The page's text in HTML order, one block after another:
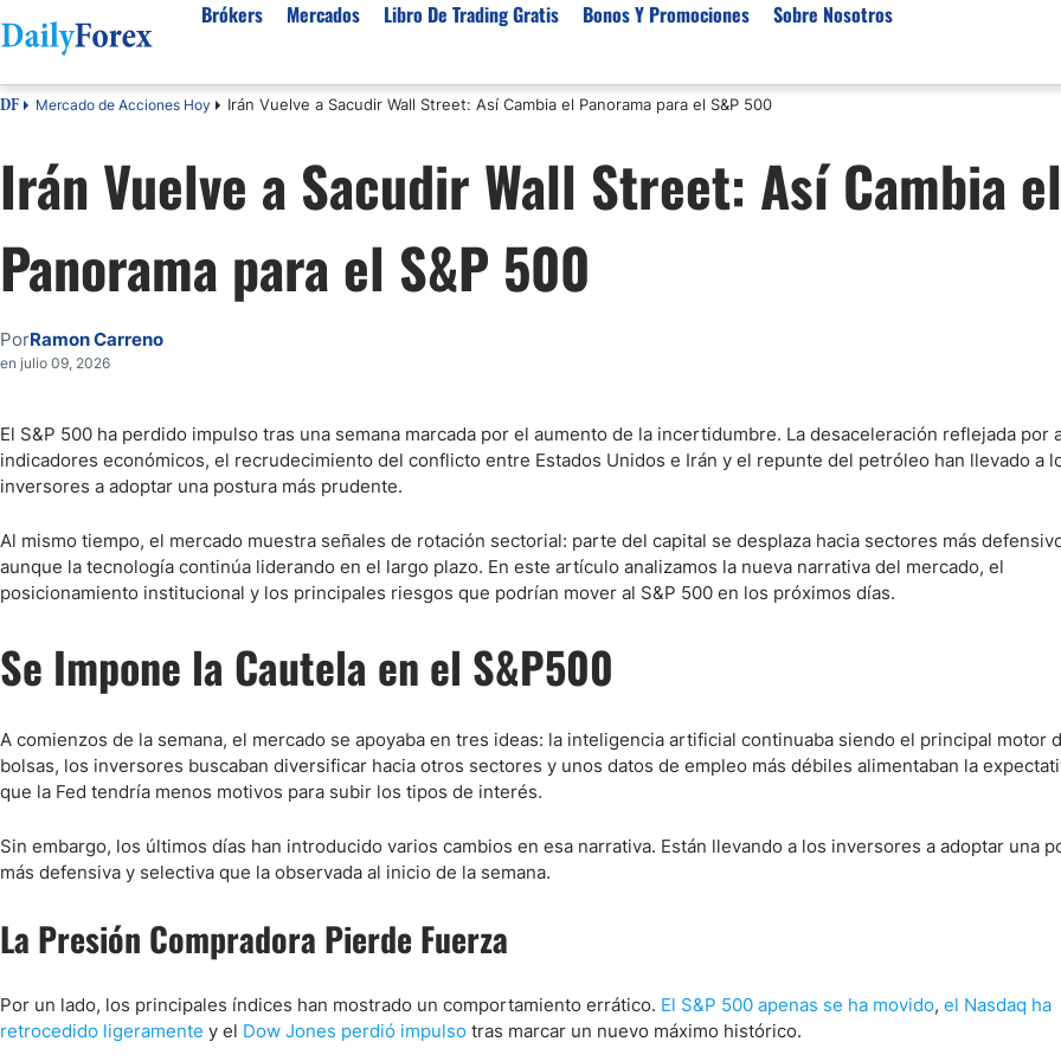
Brókers
España
Argentina
Mexico
Costa Rica
Guatemala
Cuba
El Salvador
Ecuador
Paraguay
Peru
Latinoamérica
Nicaragua
Estados Unidos
Brokers Regulados
Brokers Para Scalping
Broker Oro
Brokers de Trading Automático
Brokers por Categoría
Lista de Mejores Prop
Empresas de Fondeo en
Mercados
Divisas
EUR/USD
USD/COP
USD/PEN
Todas las Divisas
Materias Primas
Oro (XAU/USD)
Plata (XAG/USD)
Petróleo WTI
Todas las Materias Primas
Nasdaq 100
S&P 500
IBEX 35
Todos los índices
Análisis Forex
Señales Forex Gratis
Libro De Trading Gratis Bonos Y Promociones Sobre Nosotros
Sobre Nosotros
Política editorial
Nuestra metodología
Por qué confiar en nosotros
DF Mercado de Acciones Hoy Irán Vuelve a Sacudir Wall Street: Así Cambia el Panorama para el S&P 500
Irán Vuelve a Sacudir Wall Street: Así Cambia el
Panorama para el S&P 500
PorRamon Carreno
en julio 09, 2026
El S&P 500 ha perdido impulso tras una semana marcada por el aumento de la incertidumbre. La desaceleración reflejada por
indicadores económicos, el recrudecimiento del conflicto entre Estados Unidos e Irán y el repunte del petróleo han llevado a
inversores a adoptar una postura más prudente.
Al mismo tiempo, el mercado muestra señales de rotación sectorial: parte del capital se desplaza hacia sectores más
aunque la tecnología continúa liderando en el largo plazo. En este artículo analizamos la nueva narrativa del mercado, el
posicionamiento institucional y los principales riesgos que podrían mover al S&P 500 en los próximos días.
Se Impone la Cautela en el S&P500
A comienzos de la semana, el mercado se apoyaba en tres ideas: la inteligencia artificial continuaba siendo el principal motor
bolsas, los inversores buscaban diversificar hacia otros sectores y unos datos de empleo más débiles alimentaban la
que la Fed tendría menos motivos para subir los tipos de interés.
Sin embargo, los últimos días han introducido varios cambios en esa narrativa. Están llevando a los inversores a adoptar una
más defensiva y selectiva que la observada al inicio de la semana.
La Presión Compradora Pierde Fuerza
Por un lado, los principales índices han mostrado un comportamiento errático. El S&P 500 apenas se ha movido, el Nasdaq ha
retrocedido ligeramente y el Dow Jones perdió impulso tras marcar un nuevo máximo histórico.